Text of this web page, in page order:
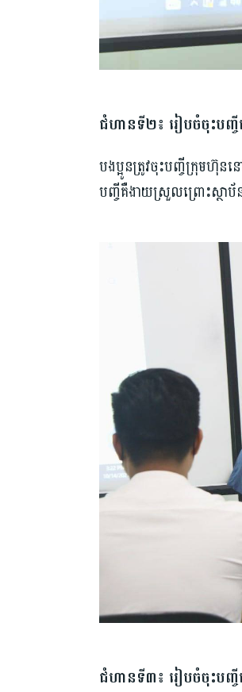
ជំហានទី២៖ រៀបចំចុះបញ្
បងប្អូនត្រូវចុះបញ្ចីក្រុមហ៊ុននៅ
បញ្ចីគឺងាយស្រួលព្រោះស្ថាប័
ជំហានទី៣៖ រៀបចំចុះបញ្ចី